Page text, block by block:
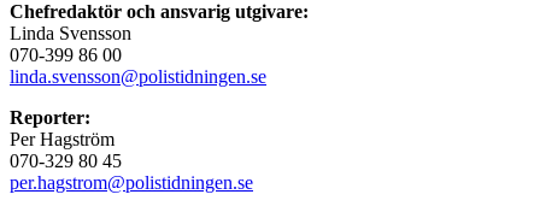
Chefredaktör och ansvarig utgivare:
Linda Svensson
070-399 86 00
linda.svensson@polistidningen.se
Reporter:
Per Hagström
070-329 80 45
per.hagstrom@polistidningen.se